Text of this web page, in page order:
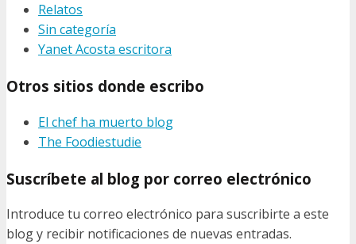
Relatos
Sin categoría
Yanet Acosta escritora
Otros sitios donde escribo
El chef ha muerto blog
The Foodiestudie
Suscríbete al blog por correo electrónico
Introduce tu correo electrónico para suscribirte a este
blog y recibir notificaciones de nuevas entradas.